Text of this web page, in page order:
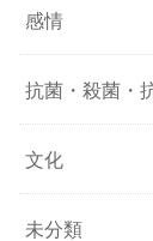
感情
抗菌・殺菌・
文化
未分類